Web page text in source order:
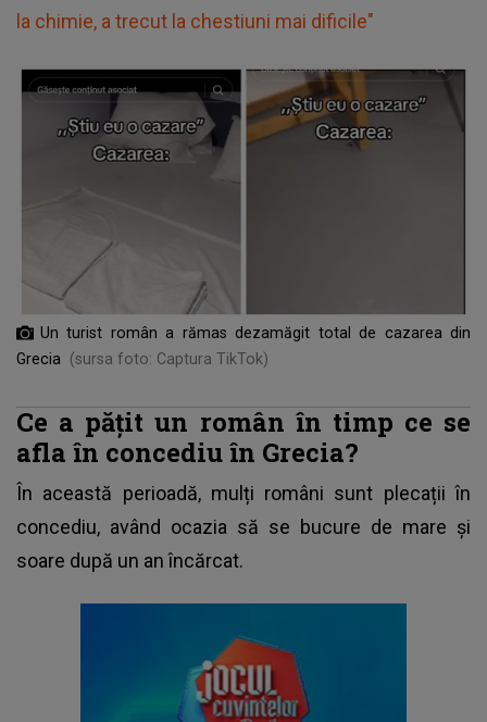
la chimie, a trecut la chestiuni mai dificile"
Un turist român a rămas dezamăgit total de cazarea din
Grecia
(sursa foto: Captura TikTok)
Ce a pățit un român în timp ce se
afla în concediu în Grecia?
În această perioadă, mulți români sunt plecații în
concediu, având ocazia să se bucure de mare și
soare după un an încărcat.